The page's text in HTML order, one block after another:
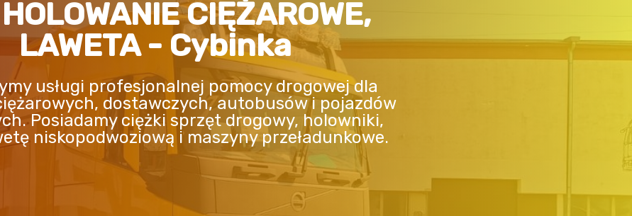
CIĘŻAROWE,
LAWETA - Cybinka
usługi profesjonalnej pomocy drogowej dla
dostawczych, autobusów i pojazdów
Posiadamy ciężki sprzęt drogowy, holowniki,
niskopodwoziową i maszyny przeładunkowe.